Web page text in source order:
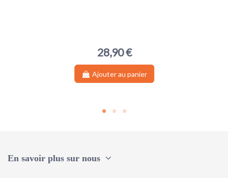
28,90 €
Ajouter au panier
En savoir plus sur nous